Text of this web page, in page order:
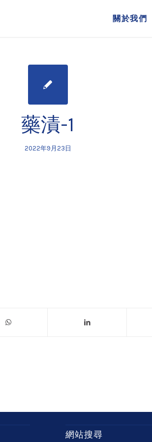
關於我們
藥漬-1
2022年9月23日
網站搜尋